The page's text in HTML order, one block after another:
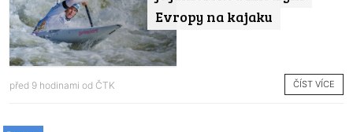
Evropy na kajaku
před 9 hodinami od ČTK ČÍST VÍCE